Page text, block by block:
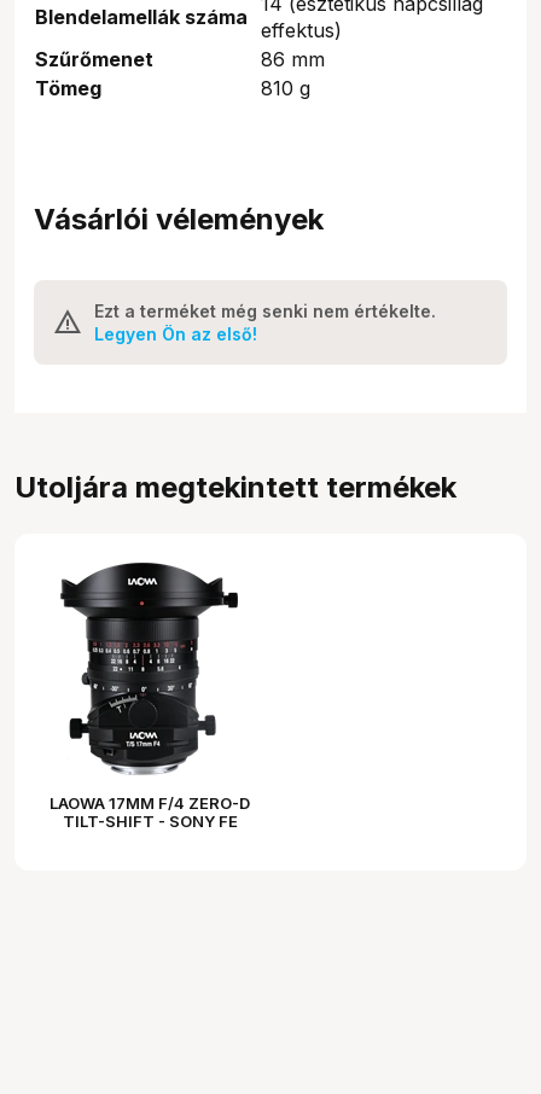
Blendelamellák száma
effektus)
Szűrőmenet
86 mm
Tömeg
810 g
Vásárlói vélemények
Ezt a terméket még senki nem értékelte.
Legyen Ön az első!
Utoljára megtekintett termékek
LAOWA 17MM F/4 ZERO-D
TILT-SHIFT - SONY FE